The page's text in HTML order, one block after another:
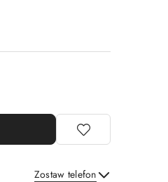
Zostaw telefon